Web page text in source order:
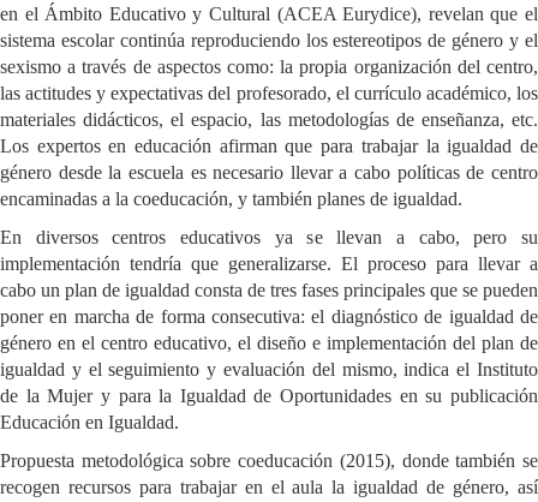
en el Ámbito Educativo y Cultural (ACEA Eurydice), revelan que el
sistema escolar continúa reproduciendo los estereotipos de género y el
sexismo a través de aspectos como: la propia organización del centro,
las actitudes y expectativas del profesorado, el currículo académico, los
materiales didácticos, el espacio, las metodologías de enseñanza, etc.
Los expertos en educación afirman que para trabajar la igualdad de
género desde la escuela es necesario llevar a cabo políticas de centro
encaminadas a la coeducación, y también planes de igualdad.
En diversos centros educativos ya se llevan a cabo, pero su
implementación tendría que generalizarse. El proceso para llevar a
cabo un plan de igualdad consta de tres fases principales que se pueden
poner en marcha de forma consecutiva: el diagnóstico de igualdad de
género en el centro educativo, el diseño e implementación del plan de
igualdad y el seguimiento y evaluación del mismo, indica el Instituto
de la Mujer y para la Igualdad de Oportunidades en su publicación
Educación en Igualdad.
Propuesta metodológica sobre coeducación (2015), donde también se
recogen recursos para trabajar en el aula la igualdad de género, así